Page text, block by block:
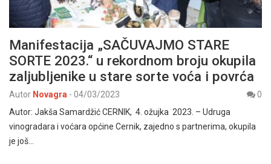
Manifestacija „SAČUVAJMO STARE
SORTE 2023.“ u rekordnom broju okupila
zaljubljenike u stare sorte voća i povrća
Autor Novagra - 04/03/2023
0
Autor: Jakša Samardžić CERNIK, 4. ožujka 2023. – Udruga
vinogradara i voćara općine Cernik, zajedno s partnerima, okupila
je još…